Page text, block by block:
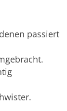
passiert